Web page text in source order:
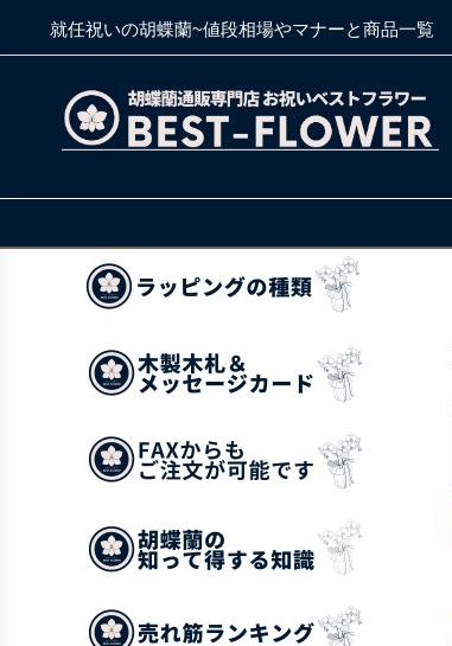
就任祝いの胡蝶蘭~値段相場やマナーと商品一覧